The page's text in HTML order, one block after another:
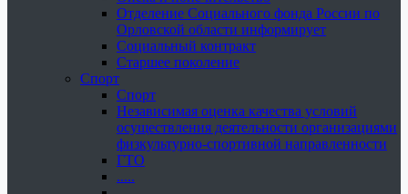
Отделение Социального фонда России по
Орловской области информирует
Социальный контракт
Старшее поколение
Спорт
Спорт
Независимая оценка качества условий
осуществления деятельности организациями
физкультурно-спортивной направленности
ГТО
.....